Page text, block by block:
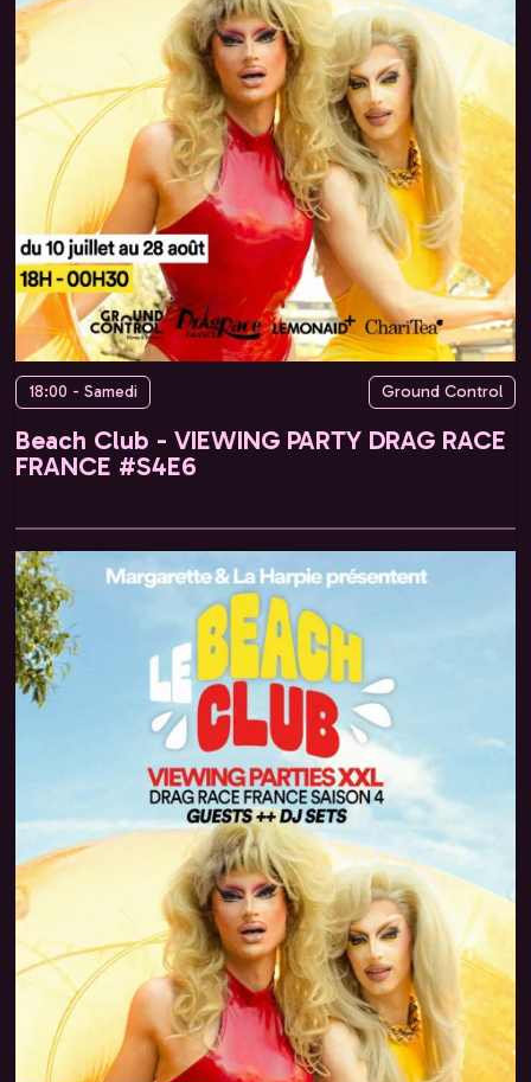
18:00 - Samedi Ground Control
Beach Club - VIEWING PARTY DRAG RACE
FRANCE #S4E6